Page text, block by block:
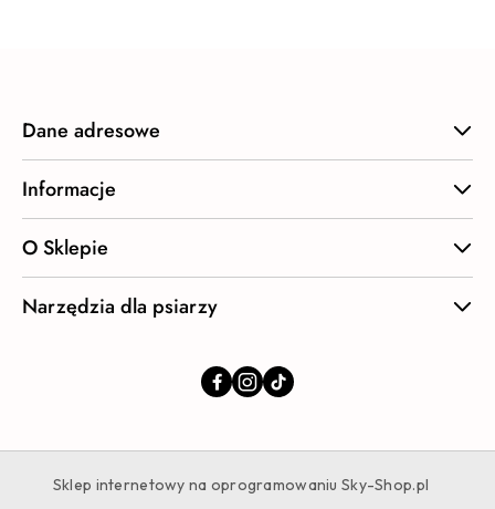
Dane adresowe
Informacje
O Sklepie
Narzędzia dla psiarzy
Sklep internetowy na oprogramowaniu Sky-Shop.pl